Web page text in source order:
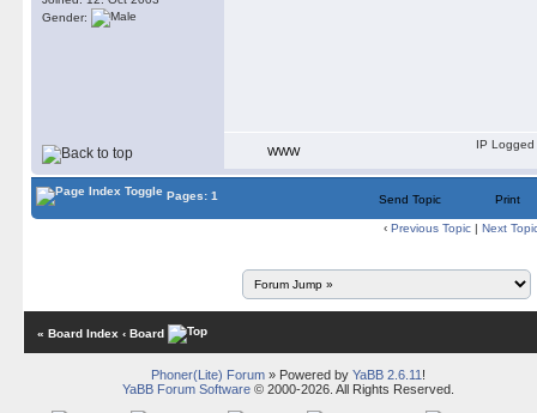
Gender:
WWW
IP Logged
Pages: 1 Send Topic Print
‹ Previous Topic | Next
« Board Index ‹ Board
Phoner(Lite) Forum» Powered by YaBB 2.6.11 !
YaBB Forum Software© 2000-2026. All Rights Reserved.